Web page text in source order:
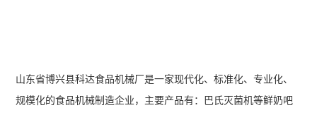
山东省博兴县科达食品机械厂是一家现代化、标准化、专业化、
规模化的食品机械制造企业，主要产品有：巴氏灭菌机等鲜奶吧